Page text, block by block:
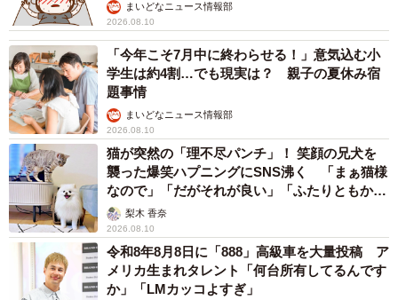
まいどなニュース情報部
2026.08.10
「今年こそ7月中に終わらせる！」意気込む小
学生は約4割…でも現実は？ 親子の夏休み宿
題事情
まいどなニュース情報部
2026.08.10
猫が突然の「理不尽パンチ」！ 笑顔の兄犬を
襲った爆笑ハプニングにSNS沸く 「まぁ猫様
なので」「だがそれが良い」「ふたりともかわ
いいね」
梨木 香奈
2026.08.10
令和8年8月8日に「888」高級車を大量投稿 ア
メリカ生まれタレント「何台所有してるんです
か」「LMカッコよすぎ」